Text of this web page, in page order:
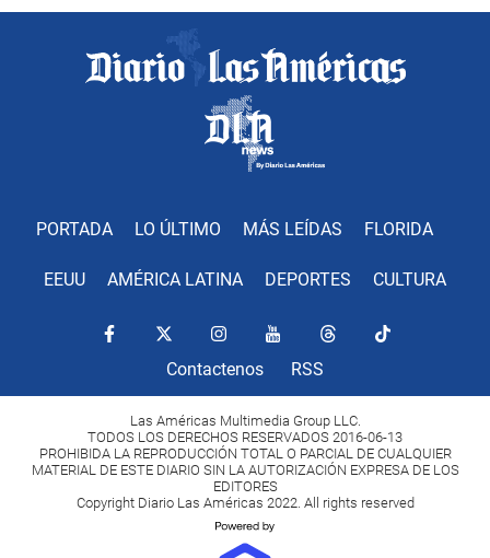
PORTADA LO ÚLTIMO MÁS LEÍDAS FLORIDA
EEUU AMÉRICA LATINA DEPORTES CULTURA
Contactenos RSS
Las Américas Multimedia Group LLC.
TODOS LOS DERECHOS RESERVADOS 2016-06-13
PROHIBIDA LA REPRODUCCIÓN TOTAL O PARCIAL DE CUALQUIER
MATERIAL DE ESTE DIARIO SIN LA AUTORIZACIÓN EXPRESA DE LOS
EDITORES
Copyright Diario Las Américas 2022. All rights reserved